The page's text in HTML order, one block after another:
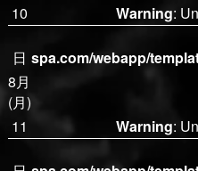
10
日
(月)
Warning:
spa.com/webapp/
8月
11 Warning: